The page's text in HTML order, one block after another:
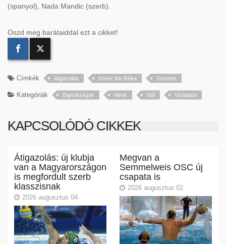
(spanyol), Nada Mandic (szerb).
Oszd meg barátaiddal ezt a cikket!
Címkék átigazolás Kövér Kis Réka Szentes
Kategóriák Bajnokságok Hirek Női Vízilabda
KAPCSOLÓDÓ CIKKEK
Átigazolás: új klubja
van a Magyarországon
is megfordult szerb
klasszisnak
2026 augusztus 04.
Megvan a
Semmelweis OSC új
csapata is
2026 augusztus 02.